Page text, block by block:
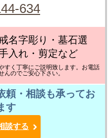
634
名字彫り・墓石選
入れ・剪定など
すく丁寧にご説明致します。お電話
んのでご安心下さい。
頼・相談も承ってお
す
談する